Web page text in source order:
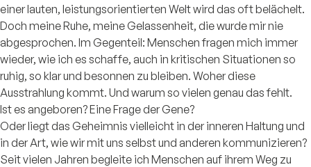
einer lauten, leistungsorientierten Welt wird das oft belächelt.
Doch meine Ruhe, meine Gelassenheit, die wurde mir nie
abgesprochen. Im Gegenteil: Menschen fragen mich immer
wieder, wie ich es schaffe, auch in kritischen Situationen so
ruhig, so klar und besonnen zu bleiben. Woher diese
Ausstrahlung kommt. Und warum so vielen genau das fehlt.
Ist es angeboren? Eine Frage der Gene?
Oder liegt das Geheimnis vielleicht in der inneren Haltung und
in der Art, wie wir mit uns selbst und anderen kommunizieren?
Seit vielen Jahren begleite ich Menschen auf ihrem Weg zu